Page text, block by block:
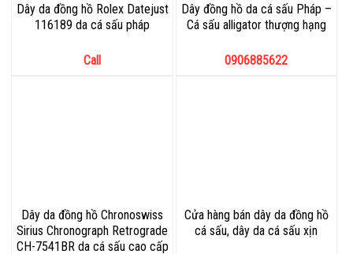
Dây da đồng hồ Rolex Datejust
116189 da cá sấu pháp
Call
Dây đồng hồ da cá sấu Pháp –
Cá sấu alligator thượng hạng
0906885622
Dây da đồng hồ Chronoswiss
Sirius Chronograph Retrograde
CH-7541BR da cá sấu cao cấp
Cửa hàng bán dây da đồng hồ
cá sấu, dây da cá sấu xịn